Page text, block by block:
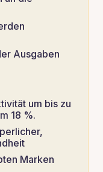
Ausgaben
um bis zu
18 %.
Marken